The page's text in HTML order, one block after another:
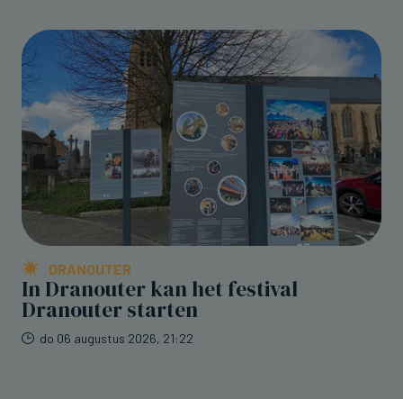
DRANOUTER
In Dranouter kan het festival
Dranouter starten
do 06 augustus 2026, 21:22